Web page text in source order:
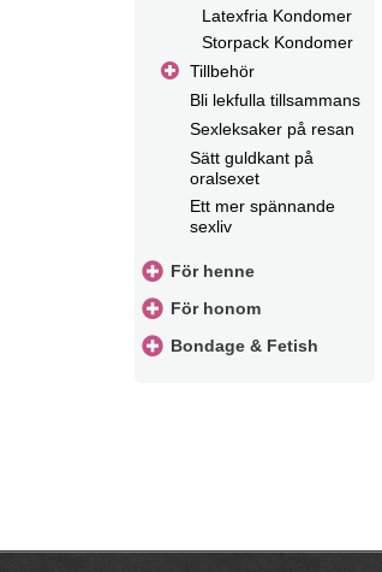
Latexfria Kondomer
Storpack Kondomer
Tillbehör
Bli lekfulla tillsammans
Sexleksaker på resan
Sätt guldkant på
oralsexet
Ett mer spännande
sexliv
För henne
För honom
Bondage & Fetish